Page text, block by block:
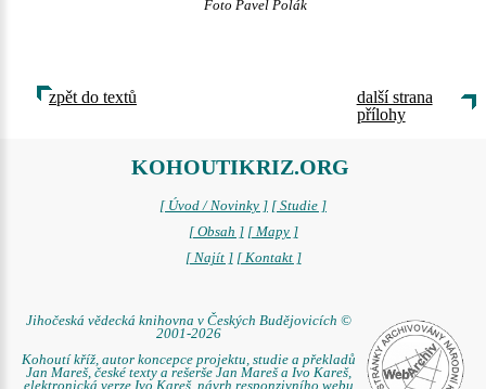
Foto Pavel Polák
zpět do textů
další strana
přílohy
KOHOUTIKRIZ.ORG
[ Úvod / Novinky ] [ Studie ]
[ Obsah ] [ Mapy ]
[ Najít ] [ Kontakt ]
Jihočeská vědecká knihovna v Českých Budějovicích ©
2001-2026
Kohoutí kříž, autor koncepce projektu, studie a překladů
Jan Mareš, české texty a rešerše Jan Mareš a Ivo Kareš,
elektronická verze Ivo Kareš, návrh responzivního webu